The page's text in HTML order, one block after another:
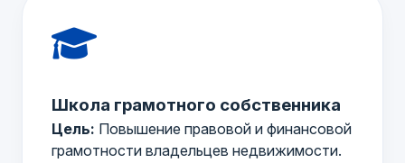
Школа грамотного собственника
Цель: Повышение правовой и финансовой
грамотности владельцев недвижимости.